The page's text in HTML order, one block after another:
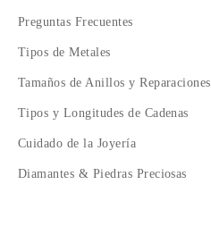
Preguntas Frecuentes
Tipos de Metales
Tamaños de Anillos y Reparaciones
Tipos y Longitudes de Cadenas
Cuidado de la Joyería
Diamantes & Piedras Preciosas